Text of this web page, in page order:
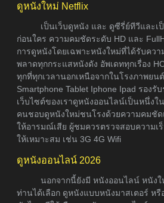
ดูหนังใหม่ Netflix
เป็นเว็บดูหนัง และ ดูซีรี่ย์ทีวีและเ
ก่อนใคร ความคมชัดระดับ HD และ
การดูหนังโดยเฉพาะหนังใหม่ที่ได้รับคว
พลาดทุกกระแสหนังดัง อัพเดททุกเรื่อง
ทุกที่ทุกเวลานอกเหนือจากในโรงภาพยน
Smartphone Tablet Iphone Ipad รองรั
เว็บไซต์ของเราดูหนังออนไลน์เป็นหนึ่งใ
คนชอบดูหนังใหม่ชนโรงด้วยความคมชัด
ให้อารมณ์เสีย ผู้ชมควรตรวจสอบความเ
ให้เหมาะสม เช่น 3G 4G Wifi
ดูหนังออนไลน์ 2026
นอกจากนี้ยังมี หนังออนไลน์ หนังใ
ท่านได้เลือก ดูหนังแบบหนังมาสเตอร์ ห